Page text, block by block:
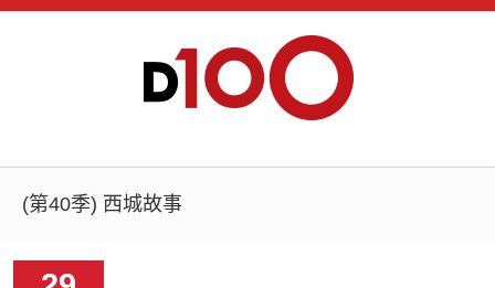
(第40季) 西城故事